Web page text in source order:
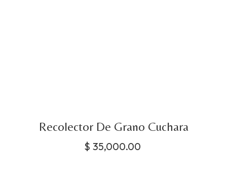
Recolector De Grano Cuchara
$ 35,000.00